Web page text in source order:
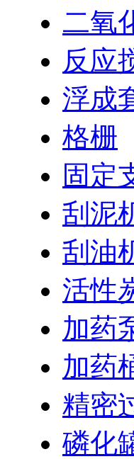
二氧
反应
浮成
格栅
固定
刮泥
刮油
活性
加药
加药
精密
磷化